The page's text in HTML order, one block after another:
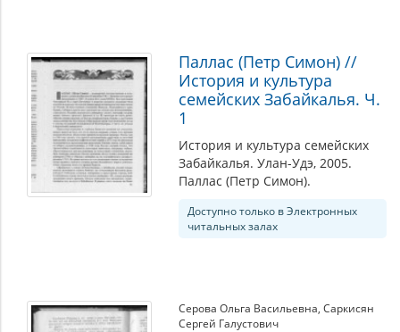
Паллас (Петр Симон) //
История и культура
семейских Забайкалья. Ч.
1
История и культура семейских
Забайкалья. Улан-Удэ, 2005.
Паллас (Петр Симон).
Доступно только в Электронных
читальных залах
Серова Ольга Васильевна, Саркисян
Сергей Галустович